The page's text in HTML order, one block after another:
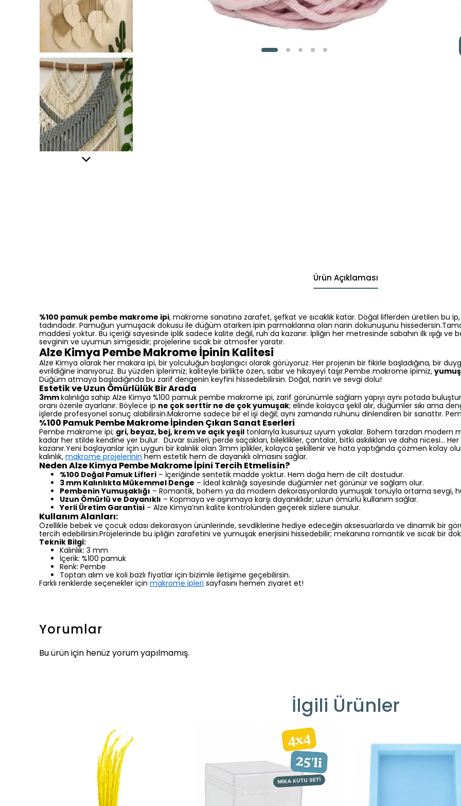
Ürün Açıklaması
%100 pamuk pembe makrome ipi, makrome sanatına zarafet, şefkat ve sıcaklık katar. Doğal liflerden üretilen bu
tadındadır. Pamuğun yumuşacık dokusu ile düğüm atarken ipin parmaklarına olan narin dokunuşunu
maddesi yoktur. Bu içeriği sayesinde iplik sadece kalite değil, ruh da kazanır. İpliğin her metresinde sabahın ilk ışığı
sevginin ve uyumun simgesidir; projelerine sıcak bir atmosfer yaratır.
Alze Kimya Pembe Makrome İpinin Kalitesi
Alze Kimya olarak her makara ipi, bir yolculuğun başlangıcı olarak görüyoruz. Her projenin bir fikirle başladığına, bir
evrildiğine inanıyoruz. Bu yüzden iplerimiz; kaliteyle birlikte özen, sabır ve hikayeyi taşır.Pembe makrome ipimiz,
Düğüm atmaya başladığında bu zarif dengenin keyfini hissedebilirsin. Doğal, narin ve sevgi dolu!
Estetik ve Uzun Ömürlülük Bir Arada
3mmkalınlığa sahip Alze Kimya %100 pamuk pembe makrome ipi, zarif görünümle sağlam yapıyı aynı potada
oranı özenle ayarlanır. Böylece ip ne çok serttir ne de çok yumuşak; elinde kolayca şekil alır, düğümler sıkı ama
işlerde profesyonel sonuç alabilirsin.Makrome sadece bir el işi değil; aynı zamanda ruhunu dinlendiren bir sanattır.
%100 Pamuk Pembe Makrome İpinden Çıkan Sanat Eserleri
Pembe makrome ipi; gri, beyaz, bej, krem ve açık yeşil tonlarıyla kusursuz uyum yakalar. Bohem tarzdan modern
kadar her stilde kendine yer bulur. Duvar süsleri, perde saçakları, bileklikler, çantalar, bitki askılıkları ve daha nicesi…
kazanır.Yeni başlayanlar için uygun bir kalınlık olan 3mm iplikler, kolayca şekillenir ve hata yaptığında çözmen kolay
kalınlık, makrome projelerinin hem estetik hem de dayanıklı olmasını sağlar.
Neden Alze Kimya Pembe Makrome İpini Tercih Etmelisin?
%100 Doğal Pamuk Lifleri – İçeriğinde sentetik madde yoktur. Hem doğa hem de cilt dostudur.
3 mm Kalınlıkta Mükemmel Denge – İdeal kalınlığı sayesinde düğümler net görünür ve sağlam olur.
Pembenin Yumuşaklığı – Romantik, bohem ya da modern dekorasyonlarda yumuşak tonuyla ortama sevgi,
Uzun Ömürlü ve Dayanıklı – Kopmaya ve aşınmaya karşı dayanıklıdır; uzun ömürlü kullanım sağlar.
Yerli Üretim Garantisi – Alze Kimya’nın kalite kontrolünden geçerek sizlere sunulur.
Kullanım Alanları:
Özellikle bebek ve çocuk odası dekorasyon ürünlerinde, sevdiklerine hediye edeceğin aksesuarlarda ve dinamik bir
tercih edebilirsin.Projelerinde bu ipliğin zarafetini ve yumuşak enerjisini hissedebilir; mekanına romantik ve sıcak bir
Teknik Bilgi:
Kalınlık: 3 mm
İçerik: %100 pamuk
Renk: Pembe
Toptan alım ve koli bazlı fiyatlar için bizimle iletişime geçebilirsin.
Farklı renklerde seçenekler için makrome ipleri sayfasını hemen ziyaret et!
Yorumlar
Bu ürün için henüz yorum yapılmamış.
İlgili Ürünler